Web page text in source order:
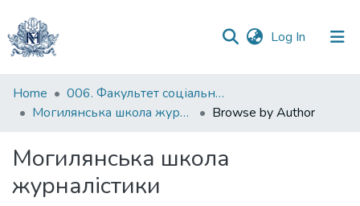
Log In (current)
Communities
&
All of DSpace
Home
006. Факультет соціальних наук і соціальних технологій
Могилянська школа журналістики
Browse by Author
Могилянська школа
журналістики